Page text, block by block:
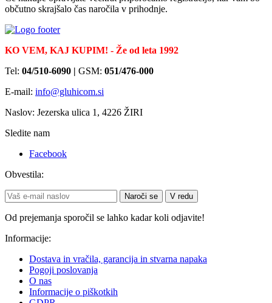
občutno skrajšalo čas naročila v prihodnje.
KO VEM, KAJ KUPIM! - Že od leta 1992
Tel: 04/510-6090 | GSM: 051/476-000
E-mail: info@gluhicom.si
Naslov: Jezerska ulica 1, 4226 ŽIRI
Sledite nam
Facebook
Obvestila:
Naroči se V redu
Od prejemanja sporočil se lahko kadar koli odjavite!
Informacije:
Dostava in vračila, garancija in stvarna napaka
Pogoji poslovanja
O nas
Informacije o piškotkih